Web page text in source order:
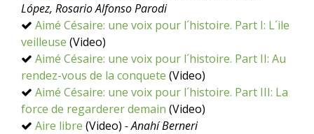
López, Rosario Alfonso Parodi
Aimé Césaire: une voix pour l´histoire. Part I: L´ile
veilleuse (Video)
Aimé Césaire: une voix pour l´histoire. Part II: Au
rendez-vous de la conquete (Video)
Aimé Césaire: une voix pour l´histoire. Part III: La
force de regarderer demain (Video)
Aire libre (Video) - Anahí Berneri